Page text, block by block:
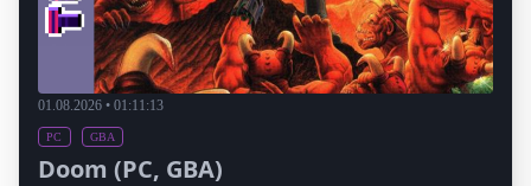
01.08.2026 • 01:11:13
PC GBA
Doom (PC, GBA)